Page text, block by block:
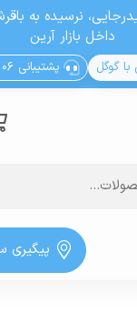
نرسیده به
داخل بازار آرین
گوگل پشتیبانی 09367027106
پیگیری